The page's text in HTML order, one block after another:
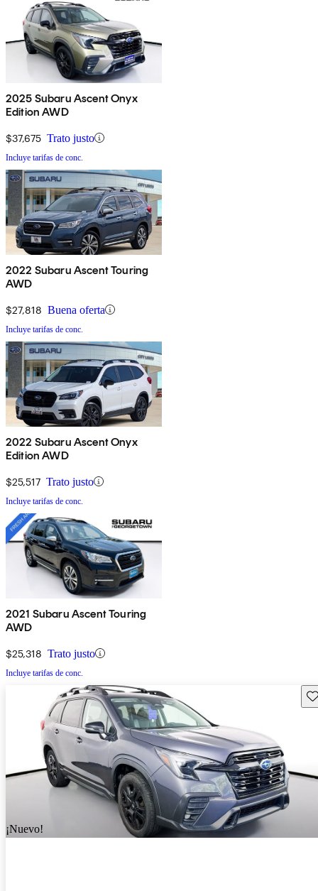
2025 Subaru Ascent Onyx
Edition AWD
$37,675 Trato justo
Incluye tarifas de conc.
2022 Subaru Ascent Touring
AWD
$27,818 Buena oferta
Incluye tarifas de conc.
2022 Subaru Ascent Onyx
Edition AWD
$25,517 Trato justo
Incluye tarifas de conc.
2021 Subaru Ascent Touring
AWD
$25,318 Trato justo
Incluye tarifas de conc.
¡Nuevo!